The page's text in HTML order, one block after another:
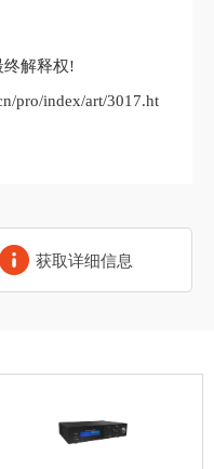
终解释权!
pro/index/art/3017.ht
获取详细信息